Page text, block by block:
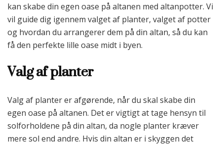
kan skabe din egen oase på altanen med altanpotter. Vi
vil guide dig igennem valget af planter, valget af potter
og hvordan du arrangerer dem på din altan, så du kan
få den perfekte lille oase midt i byen.
Valg af planter
Valg af planter er afgørende, når du skal skabe din
egen oase på altanen. Det er vigtigt at tage hensyn til
solforholdene på din altan, da nogle planter kræver
mere sol end andre. Hvis din altan er i skyggen det